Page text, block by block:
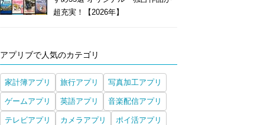
超充実！【2026年】
アプリブで人気のカテゴリ
家計簿アプリ 旅行アプリ 写真加工アプリ
ゲームアプリ 英語アプリ 音楽配信アプリ
テレビアプリ カメラアプリ ポイ活アプリ